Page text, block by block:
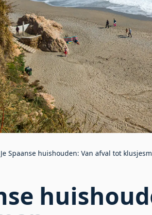
Je Spaanse huishouden: Van afval tot